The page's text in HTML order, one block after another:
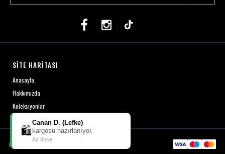
SİTE HARİTASI
Anasayfa
Hakkımızda
Koleksiyonlar
ikas
🛍️
Canan D. (Lefke)
kargosu hazırlanıyor.
Az önce